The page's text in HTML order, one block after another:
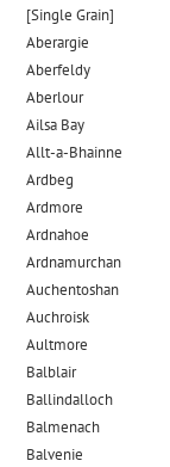
[Single Grain]
Aberargie
Aberfeldy
Aberlour
Ailsa Bay
Allt-a-Bhainne
Ardbeg
Ardmore
Ardnahoe
Ardnamurchan
Auchentoshan
Auchroisk
Aultmore
Balblair
Ballindalloch
Balmenach
Balvenie